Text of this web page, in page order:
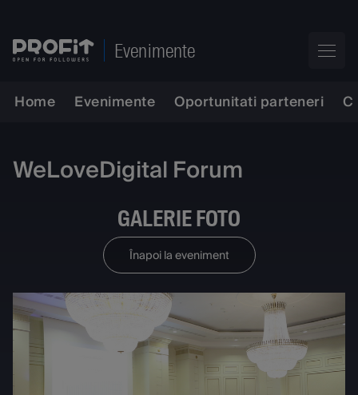
Evenimente
Home Evenimente Oportunitati parteneri
WeLoveDigital Forum
GALERIE FOTO
Înapoi la eveniment